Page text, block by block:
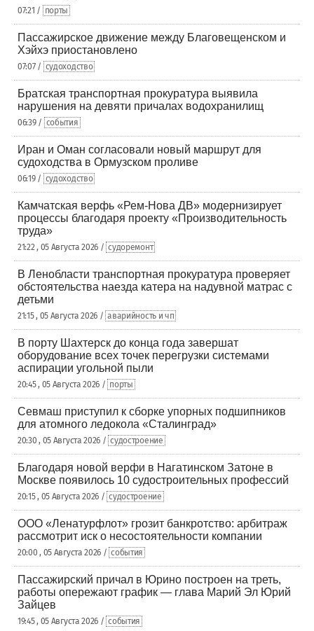
07:21 / порты
Пассажирское движение между Благовещенском и
Хэйхэ приостановлено
07:07 / судоходство
Братская транспортная прокуратура выявила
нарушения на девяти причалах водохранилищ
06:39 / события
Иран и Оман согласовали новый маршрут для
судоходства в Ормузском проливе
06:19 / судоходство
Камчатская верфь «Рем-Нова ДВ» модернизирует
процессы благодаря проекту «Производительность
труда»
21:22 , 05 Августа 2026 / судоремонт
В Ленобласти транспортная прокуратура проверяет
обстоятельства наезда катера на надувной матрас с
детьми
21:15 , 05 Августа 2026 / аварийность и чп
В порту Шахтерск до конца года завершат
оборудование всех точек перегрузки системами
аспирации угольной пыли
20:45 , 05 Августа 2026 / порты
Севмаш приступил к сборке упорных подшипников
для атомного ледокола «Сталинград»
20:30 , 05 Августа 2026 / судостроение
Благодаря новой верфи в Нагатинском Затоне в
Москве появилось 10 судостроительных профессий
20:15 , 05 Августа 2026 / судостроение
ООО «Ленатурфлот» грозит банкротство: арбитраж
рассмотрит иск о несостоятельности компании
20:00 , 05 Августа 2026 / события
Пассажирский причал в Юрино построен на треть,
работы опережают график — глава Марий Эл Юрий
Зайцев
19:45 , 05 Августа 2026 / события